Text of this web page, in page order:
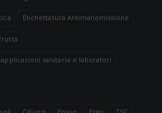
Etichettatura Antimanomissione
sanitarie e laboratori